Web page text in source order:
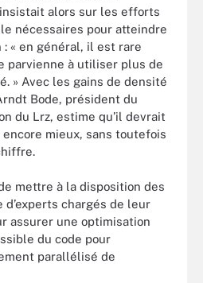
alors sur les efforts
nécessaires pour atteindre
: « en général, il est rare
parvienne à utiliser plus de
» Avec les gains de densité
Bode, président du
du Lrz, estime qu’il devrait
mieux, sans toutefois
mettre à la disposition des
chargés de leur
assurer une optimisation
du code pour
parallélisé de